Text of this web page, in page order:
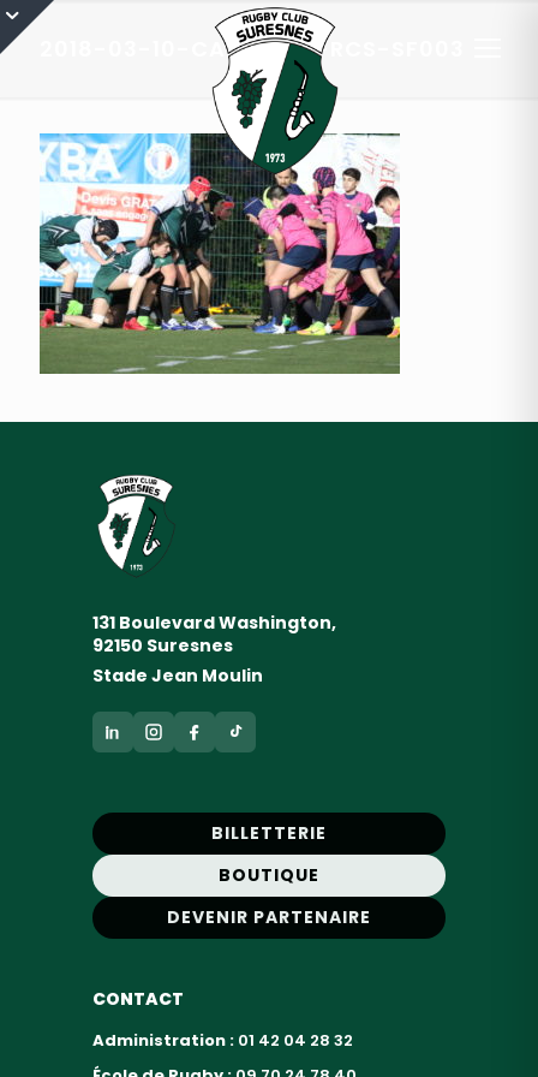
2018-03-10-CADETS-A-RCS-SF003
131 Boulevard Washington,
92150 Suresnes
Stade Jean Moulin
BILLETTERIE
BOUTIQUE
DEVENIR PARTENAIRE
CONTACT
Administration : 01 42 04 28 32